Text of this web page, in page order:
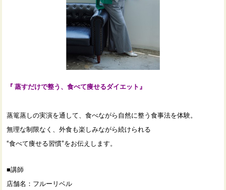
『 蒸すだけで整う、食べて痩せるダイエット』
蒸篭蒸しの実演を通して、食べながら自然に整う食事法を体験。
無理な制限なく、外食も楽しみながら続けられる
“食べて痩せる習慣”をお伝えします。
■講師
店舗名：フルーリベル